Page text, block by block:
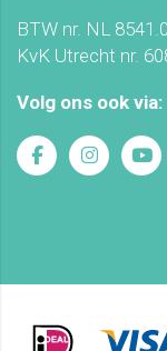
BTW nr. NL
KvK Utrecht nr.
Volg ons ook via: